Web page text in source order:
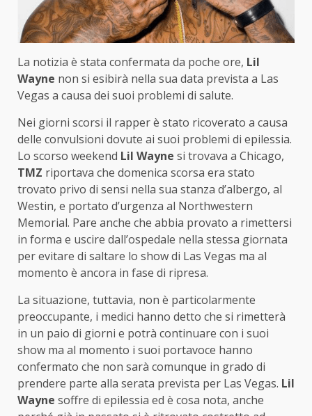
La notizia è stata confermata da poche ore, Lil
Wayne non si esibirà nella sua data prevista a Las
Vegas a causa dei suoi problemi di salute.
Nei giorni scorsi il rapper è stato ricoverato a causa
delle convulsioni dovute ai suoi problemi di epilessia.
Lo scorso weekend Lil Wayne si trovava a Chicago,
TMZ riportava che domenica scorsa era stato
trovato privo di sensi nella sua stanza d’albergo, al
Westin, e portato d’urgenza al Northwestern
Memorial. Pare anche che abbia provato a rimettersi
in forma e uscire dall’ospedale nella stessa giornata
per evitare di saltare lo show di Las Vegas ma al
momento è ancora in fase di ripresa.
La situazione, tuttavia, non è particolarmente
preoccupante, i medici hanno detto che si rimetterà
in un paio di giorni e potrà continuare con i suoi
show ma al momento i suoi portavoce hanno
confermato che non sarà comunque in grado di
prendere parte alla serata prevista per Las Vegas. Lil
Wayne soffre di epilessia ed è cosa nota, anche